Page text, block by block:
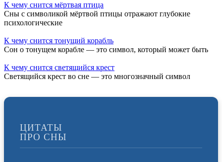
К чему снится мёртвая птица
Сны с символикой мёртвой птицы отражают глубокие
психологические
К чему снится тонущий корабль
Сон о тонущем корабле — это символ, который может быть
К чему снится светящийся крест
Светящийся крест во сне — это многозначный символ
ЦИТАТЫ
ПРО СНЫ